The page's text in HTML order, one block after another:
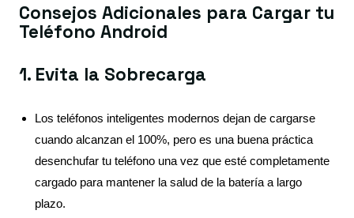
Consejos Adicionales para Cargar tu
Teléfono Android
1. Evita la Sobrecarga
Los teléfonos inteligentes modernos dejan de cargarse
cuando alcanzan el 100%, pero es una buena práctica
desenchufar tu teléfono una vez que esté completamente
cargado para mantener la salud de la batería a largo
plazo.